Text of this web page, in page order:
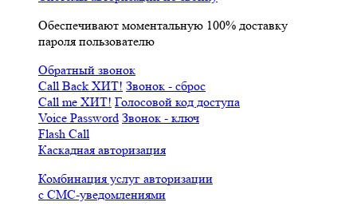
Обеспечивают моментальную 100% доставку
пароля пользователю
Обратный звонок
Call Back ХИТ! Звонок - сброс
Call me ХИТ! Голосовой код доступа
Voice Password Звонок - ключ
Flash Call
Каскадная авторизация
Комбинация услуг авторизации
с СМС-уведомлениями